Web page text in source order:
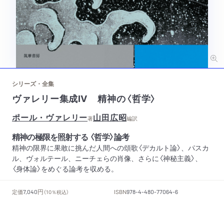
シリーズ・全集
ヴァレリー集成Ⅳ 精神の〈哲学〉
ポール・ヴァレリー著山田広昭編訳
精神の極限を照射する 〈哲学〉論考
精神の限界に果敢に挑んだ人間への頌歌〈デカルト論〉、パスカ
ル、ヴォルテール、ニーチェらの肖像、さらに〈神秘主義〉、
〈身体論〉をめぐる論考を収める。
定価7,040円 （10％税込） ISBN978-4-480-77064-6